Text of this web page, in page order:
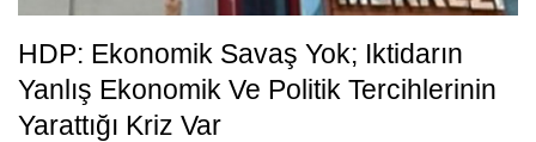
HDP: Ekonomik Savaş Yok; Iktidarın
Yanlış Ekonomik Ve Politik Tercihlerinin
Yarattığı Kriz Var